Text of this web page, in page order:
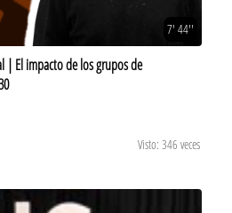
7' 44''
| El impacto de los grupos de
Visto: 346 veces